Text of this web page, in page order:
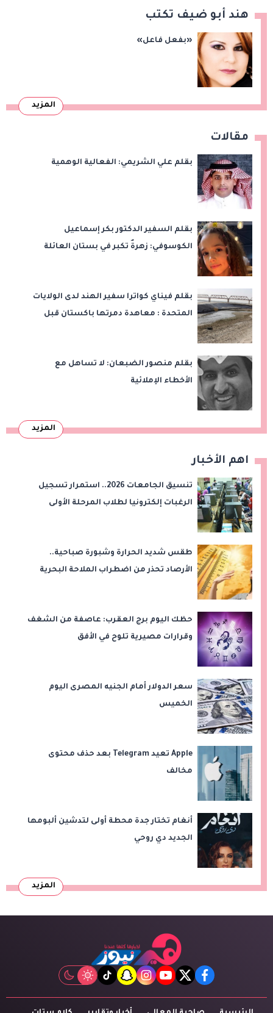
هند أبو ضيف تكتب
«بفعل فاعل»
المزيد
مقالات
بقلم علي الشريمي: الفعالية الوهمية
بقلم السفير الدكتور بكر إسماعيل
الكوسوفي: زهرةٌ تكبر في بستان العائلة
بقلم فيناي كواترا سفير الهند لدى الولايات
المتحدة : معاهدة دمرتها باكستان قبل
بقلم منصور الضبعان: لا تساهل مع
الأخطاء الإملائية
المزيد
اهم الأخبار
تنسيق الجامعات 2026.. استمرار تسجيل
الرغبات إلكترونيا لطلاب المرحلة الأولى
طقس شديد الحرارة وشبورة صباحية..
الأرصاد تحذر من اضطراب الملاحة البحرية
حظك اليوم برج العقرب: عاصفة من الشغف
وقرارات مصيرية تلوح في الأفق
سعر الدولار أمام الجنيه المصرى اليوم
الخميس
Apple تعيد Telegram بعد حذف محتوى
مخالف
أنغام تختار جدة محطة أولى لتدشين ألبومها
الجديد دي روحي
المزيد
facebook
twitter
youtube
instagram
snapchat
tiktok